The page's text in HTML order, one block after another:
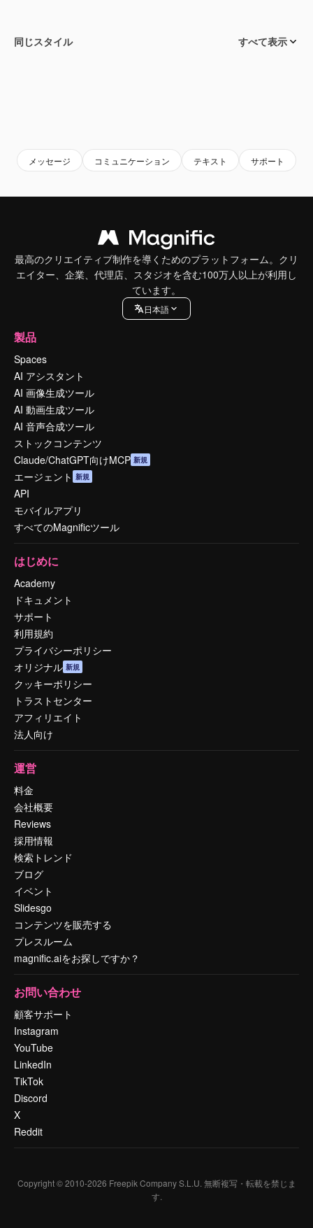
同じスタイル すべて表示
メッセージ コミュニケーション テキスト サポート
最高のクリエイティブ制作を導くためのプラットフォーム。クリ
エイター、企業、代理店、スタジオを含む100万人以上が利用し
ています。
日本語
製品
Spaces
AI アシスタント
AI 画像生成ツール
AI 動画生成ツール
AI 音声合成ツール
ストックコンテンツ
Claude/ChatGPT向けMCP 新規
エージェント 新規
API
モバイルアプリ
すべてのMagnificツール
はじめに
Academy
ドキュメント
サポート
利用規約
プライバシーポリシー
オリジナル 新規
クッキーポリシー
トラストセンター
アフィリエイト
法人向け
運営
料金
会社概要
Reviews
採用情報
検索トレンド
ブログ
イベント
Slidesgo
コンテンツを販売する
プレスルーム
magnific.aiをお探しですか？
お問い合わせ
顧客サポート
Instagram
YouTube
LinkedIn
TikTok
Discord
X
Reddit
Copyright © 2010-2026 Freepik Company S.L.U. 無断複写・転載を禁じま
す.